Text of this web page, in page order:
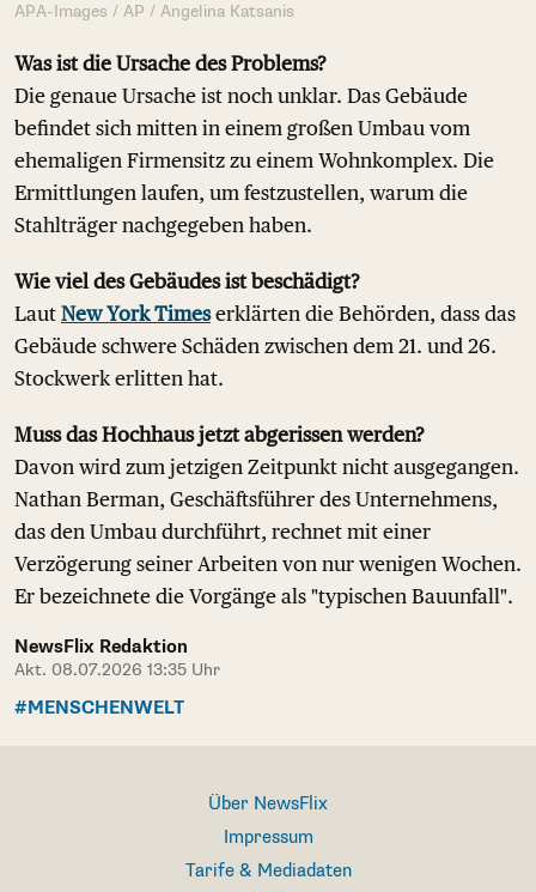
APA-Images / AP / Angelina Katsanis
Was ist die Ursache des Problems?
Die genaue Ursache ist noch unklar. Das Gebäude
befindet sich mitten in einem großen Umbau vom
ehemaligen Firmensitz zu einem Wohnkomplex. Die
Ermittlungen laufen, um festzustellen, warum die
Stahlträger nachgegeben haben.
Wie viel des Gebäudes ist beschädigt?
Laut New York Timeserklärten die Behörden, dass das
Gebäude schwere Schäden zwischen dem 21. und 26.
Stockwerk erlitten hat.
Muss das Hochhaus jetzt abgerissen werden?
Davon wird zum jetzigen Zeitpunkt nicht ausgegangen.
Nathan Berman, Geschäftsführer des Unternehmens,
das den Umbau durchführt, rechnet mit einer
Verzögerung seiner Arbeiten von nur wenigen Wochen.
Er bezeichnete die Vorgänge als "typischen Bauunfall".
NewsFlix Redaktion
Akt. 08.07.2026 13:35 Uhr
#MENSCHENWELT
Über NewsFlix
Impressum
Tarife & Mediadaten